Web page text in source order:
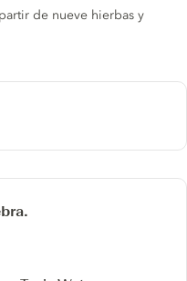
de nueve hierbas y